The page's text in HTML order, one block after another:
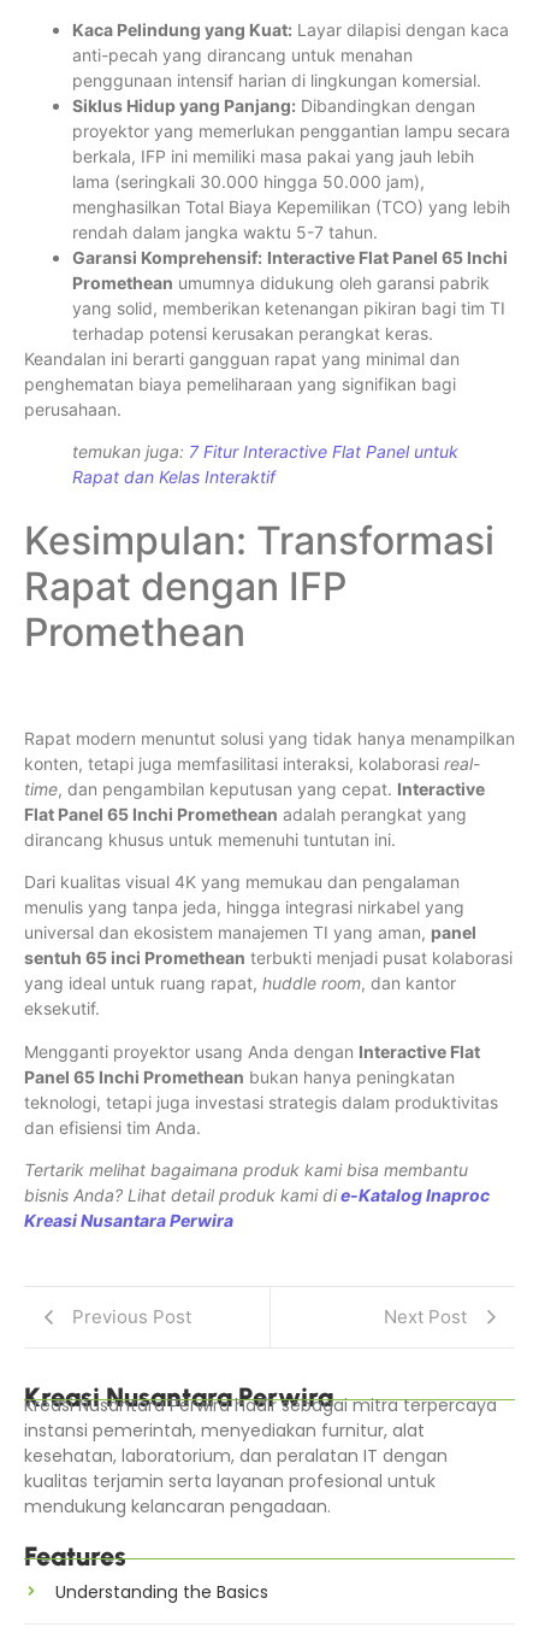
Kaca Pelindung yang Kuat: Layar dilapisi dengan kaca
anti-pecah yang dirancang untuk menahan
penggunaan intensif harian di lingkungan komersial.
Siklus Hidup yang Panjang: Dibandingkan dengan
proyektor yang memerlukan penggantian lampu secara
berkala, IFP ini memiliki masa pakai yang jauh lebih
lama (seringkali 30.000 hingga 50.000 jam),
menghasilkan Total Biaya Kepemilikan (TCO) yang lebih
rendah dalam jangka waktu 5-7 tahun.
Garansi Komprehensif: Interactive Flat Panel 65 Inchi
Promethean umumnya didukung oleh garansi pabrik
yang solid, memberikan ketenangan pikiran bagi tim TI
terhadap potensi kerusakan perangkat keras.
Keandalan ini berarti gangguan rapat yang minimal dan
penghematan biaya pemeliharaan yang signifikan bagi
perusahaan.
temukan juga: 7 Fitur Interactive Flat Panel untuk
Rapat dan Kelas Interaktif
Kesimpulan: Transformasi
Rapat dengan IFP
Promethean
Rapat modern menuntut solusi yang tidak hanya menampilkan
konten, tetapi juga memfasilitasi interaksi, kolaborasi real-
time, dan pengambilan keputusan yang cepat. Interactive
Flat Panel 65 Inchi Promethean adalah perangkat yang
dirancang khusus untuk memenuhi tuntutan ini.
Dari kualitas visual 4K yang memukau dan pengalaman
menulis yang tanpa jeda, hingga integrasi nirkabel yang
universal dan ekosistem manajemen TI yang aman, panel
sentuh 65 inci Promethean terbukti menjadi pusat kolaborasi
yang ideal untuk ruang rapat, huddle room, dan kantor
eksekutif.
Mengganti proyektor usang Anda dengan Interactive Flat
Panel 65 Inchi Promethean bukan hanya peningkatan
teknologi, tetapi juga investasi strategis dalam produktivitas
dan efisiensi tim Anda.
Tertarik melihat bagaimana produk kami bisa membantu
bisnis Anda? Lihat detail produk kami die-Katalog Inaproc
Kreasi Nusantara Perwira
Previous Post Next Post
Kreasi Nusantara Perwira
Kreasi Nusantara Perwira hadir sebagai mitra terpercaya
instansi pemerintah, menyediakan furnitur, alat
kesehatan, laboratorium, dan peralatan IT dengan
kualitas terjamin serta layanan profesional untuk
mendukung kelancaran pengadaan.
Features
Understanding the Basics